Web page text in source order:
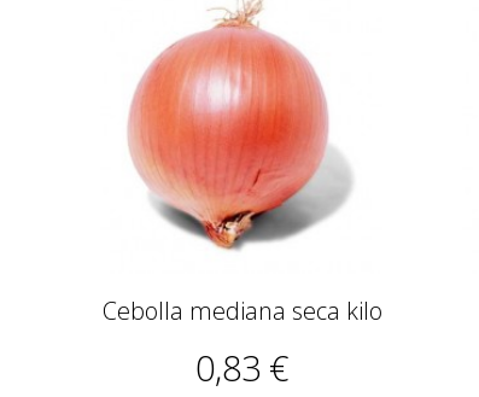
Cebolla mediana seca kilo
0,83 €